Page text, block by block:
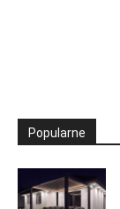
Popularne